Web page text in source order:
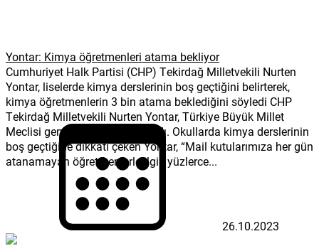
Yontar: Kimya öğretmenleri atama bekliyor
Cumhuriyet Halk Partisi (CHP) Tekirdağ Milletvekili Nurten
Yontar, liselerde kimya derslerinin boş geçtiğini belirterek,
kimya öğretmenlerin 3 bin atama beklediğini söyledi CHP
Tekirdağ Milletvekili Nurten Yontar, Türkiye Büyük Millet
Meclisi genel kurulunda söz aldı. Okullarda kimya derslerinin
boş geçtiğine dikkati çeken Yontar, “Mail kutularımıza her gün
atanamayan öğretmenlerle ilgili yüzlerce...
26.10.2023